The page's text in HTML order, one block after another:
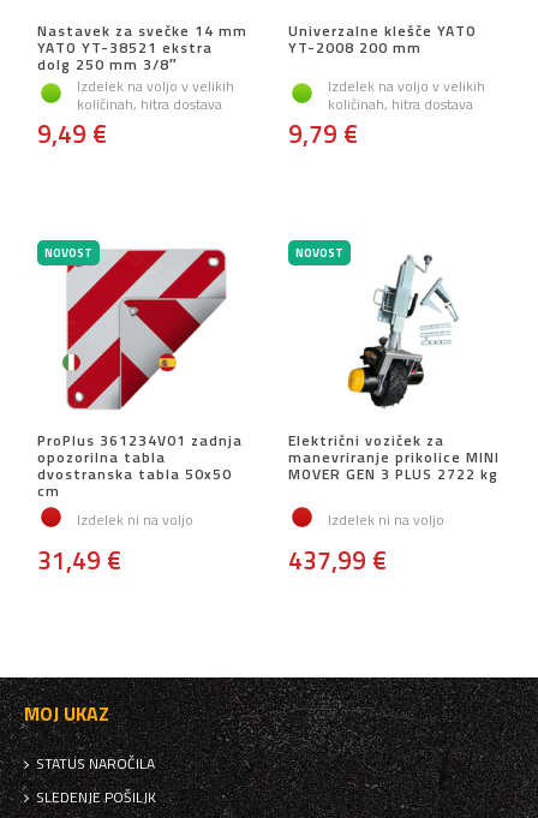
Nastavek za svečke 14 mm
YATO YT-38521 ekstra
dolg 250 mm 3/8″
Izdelek na voljo v velikih
količinah, hitra dostava
9,49 €
Univerzalne klešče YATO
YT-2008 200 mm
Izdelek na voljo v velikih
količinah, hitra dostava
9,79 €
NOVOST
ProPlus 361234V01 zadnja
opozorilna tabla
dvostranska tabla 50x50
cm
Izdelek ni na voljo
31,49 €
NOVOST
Električni voziček za
manevriranje prikolice MINI
MOVER GEN 3 PLUS 2722 kg
Izdelek ni na voljo
437,99 €
MOJ UKAZ
STATUS NAROČILA
SLEDENJE POŠILJK